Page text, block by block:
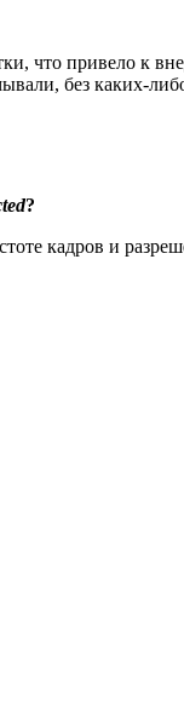
что привело к
без каких-
?
кадров и